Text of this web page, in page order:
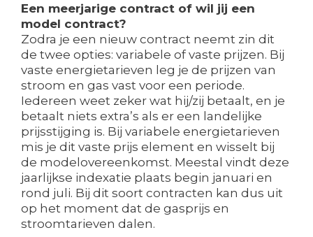
Een meerjarige contract of wil jij een
model contract?
Zodra je een nieuw contract neemt zin dit
de twee opties: variabele of vaste prijzen. Bij
vaste energietarieven leg je de prijzen van
stroom en gas vast voor een periode.
Iedereen weet zeker wat hij/zij betaalt, en je
betaalt niets extra’s als er een landelijke
prijsstijging is. Bij variabele energietarieven
mis je dit vaste prijs element en wisselt bij
de modelovereenkomst. Meestal vindt deze
jaarlijkse indexatie plaats begin januari en
rond juli. Bij dit soort contracten kan dus uit
op het moment dat de gasprijs en
stroomtarieven dalen.